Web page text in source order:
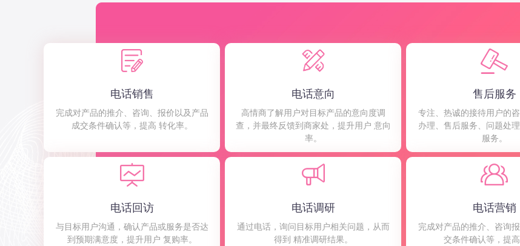
电话销售
完成对产品的推介、咨询、报价以及产品
成交条件确认等，提高 转化率。
电话意向
高情商了解用户对目标产品的意向度调
查，并最终反馈到商家处，提升用户 意向
率。
售后服务
专注、热诚的接待用户的
办理、售后服务、问题处
服务。
电话回访
与目标用户沟通，确认产品或服务是否达
到预期满意度，提升用户 复购率。
电话调研
通过电话，询问目标用户相关问题，从而
得到 精准调研结果。
电话营销
完成对产品的推介、咨询
交条件确认等，提